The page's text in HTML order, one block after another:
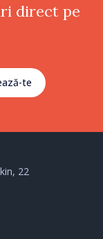
direct pe
te
22